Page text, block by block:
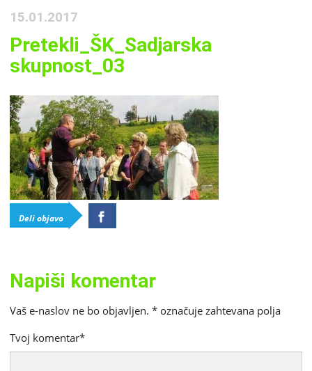
15.01.2017
Pretekli_ŠK_Sadjarska
skupnost_03
Deli objavo
Napiši komentar
Vaš e-naslov ne bo objavljen. * označuje zahtevana polja
Tvoj komentar*